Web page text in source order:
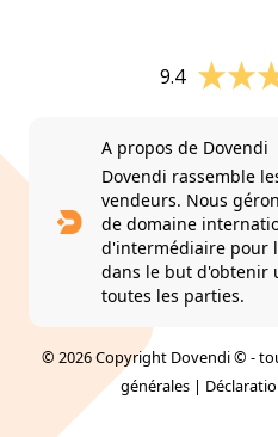
9.4
A propos de Dovendi
Dovendi rassemble
vendeurs. Nous
de domaine
d'intermédiaire pour
dans le but d'obtenir
toutes les parties.
© 2026 Copyright Dovendi © -
générales |